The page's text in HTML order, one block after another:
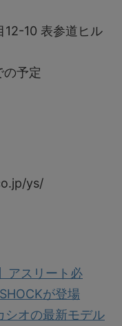
12-10 表参道ヒル
予定
ys/
アスリート必
が登場
オの最新モデル